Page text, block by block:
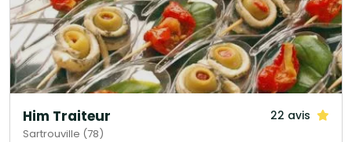
Him Traiteur 22 avis
Sartrouville (78)